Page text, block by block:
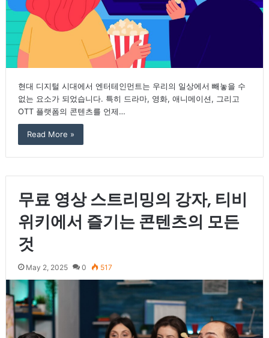
현대 디지털 시대에서 엔터테인먼트는 우리의 일상에서 빼놓을 수
없는 요소가 되었습니다. 특히 드라마, 영화, 애니메이션, 그리고
OTT 플랫폼의 콘텐츠를 언제…
Read More »
무료 영상 스트리밍의 강자, 티비
위키에서 즐기는 콘텐츠의 모든
것
May 2, 2025 0 517